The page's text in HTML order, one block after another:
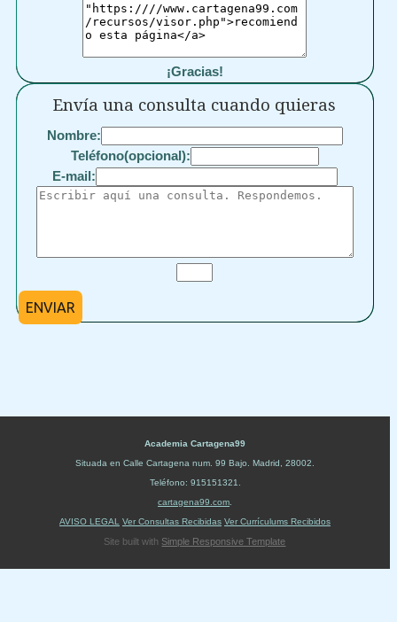
¡Gracias!
Envía una consulta cuando quieras
Nombre:
Teléfono(opcional):
E-mail:
ENVIAR
Academia Cartagena99
Situada en Calle Cartagena num. 99 Bajo Madrid 28002
Teléfono: 915151321
cartagena99.com
AVISO LEGAL
Ver Consultas Recibidas Ver Currículums Recibidos
Site built with Simple Responsive Template